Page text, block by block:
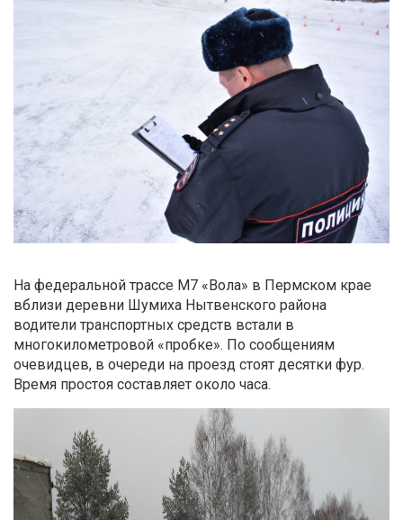
На федеральной трассе М7 «Вола» в Пермском крае
вблизи деревни Шумиха Нытвенского района
водители транспортных средств встали в
многокилометровой «пробке». По сообщениям
очевидцев, в очереди на проезд стоят десятки фур.
Время простоя составляет около часа.